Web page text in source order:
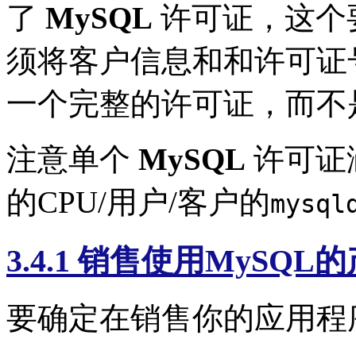
了 MySQL 许可证，这
须将客户信息和和许可
一个完整的许可证，而
注意单个 MySQL 许可证
的CPU/用户/客户的
3.4.1 销售使用MySQL的
要确定在销售你的应用